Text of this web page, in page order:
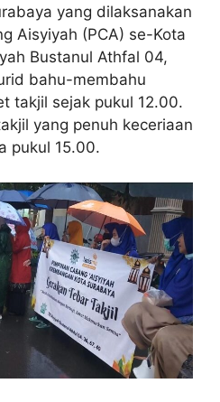
yang dilaksanakan
Aisyiyah (PCA) se-Kota
Bustanul Athfal 04,
bahu-membahu
takjil sejak pukul 12.00.
yang penuh keceriaan
pukul 15.00.